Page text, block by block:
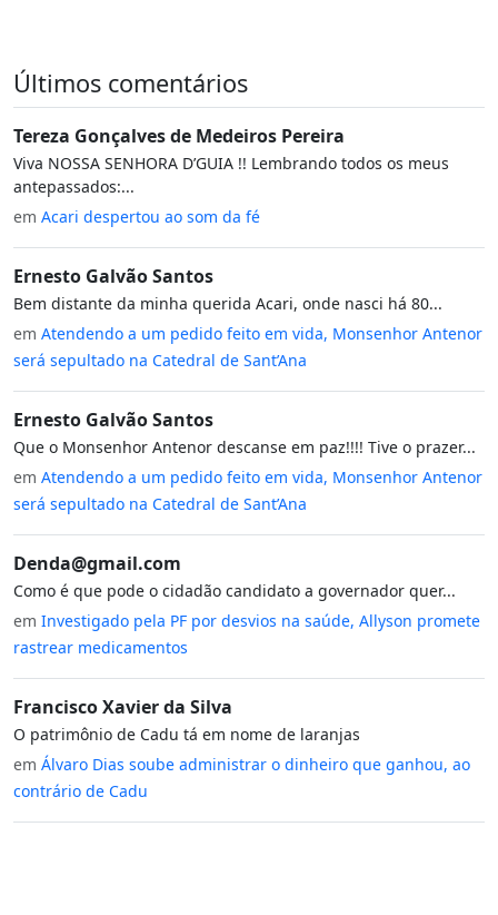
Últimos comentários
Tereza Gonçalves de Medeiros Pereira
Viva NOSSA SENHORA D’GUIA !! Lembrando todos os meus
antepassados:...
em Acari despertou ao som da fé
Ernesto Galvão Santos
Bem distante da minha querida Acari, onde nasci há 80...
em Atendendo a um pedido feito em vida, Monsenhor Antenor
será sepultado na Catedral de Sant’Ana
Ernesto Galvão Santos
Que o Monsenhor Antenor descanse em paz!!!! Tive o prazer...
em Atendendo a um pedido feito em vida, Monsenhor Antenor
será sepultado na Catedral de Sant’Ana
Denda@gmail.com
Como é que pode o cidadão candidato a governador quer...
em Investigado pela PF por desvios na saúde, Allyson promete
rastrear medicamentos
Francisco Xavier da Silva
O patrimônio de Cadu tá em nome de laranjas
em Álvaro Dias soube administrar o dinheiro que ganhou, ao
contrário de Cadu